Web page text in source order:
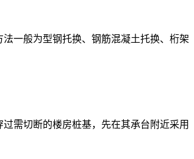
一般为型钢托换、钢筋混凝土托换、桁架
需切断的楼房桩基，先在其承台附近采用